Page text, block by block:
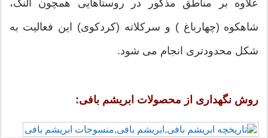
علاوه بر مناطق مذكور در روستاهايی همچون النگ،
شاهكوه (چهارباغ ) و سركلاته (كردكوی) اين فعاليت به
شكل محدودتری انجام می شود.
روش نگهداری از محصولات ابریشم بافی: